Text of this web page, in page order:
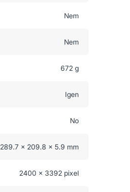
Nem
Nem
672 g
Igen
No
289.7 x 209.8 x 5.9 mm
2400 x 3392 pixel